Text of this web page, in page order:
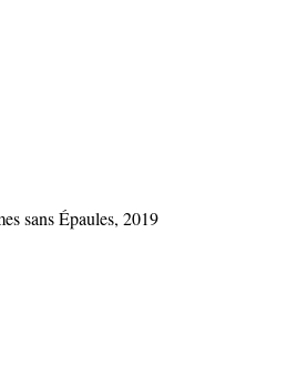
sans Épaules, 2019